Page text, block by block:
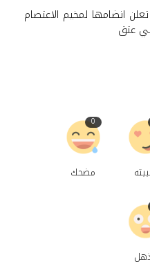
انضامها لمخيم الاعتصام
عتق
0
مضحك